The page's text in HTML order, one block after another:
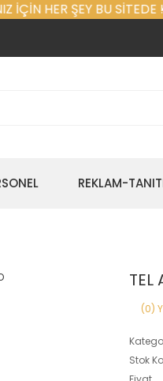
İÇİN HER ŞEY BU SİTEDE !
REKLAM-
TEL
(0)
Stok